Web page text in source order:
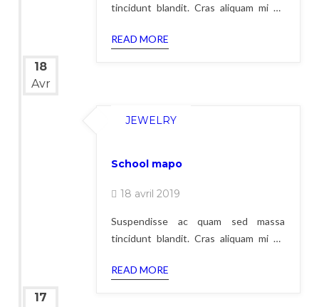
tincidunt blandit. Cras aliquam mi sit
gravida. Donec eu libero aliquet,
vehicula odio. Phasellus feugiat
READ MORE
School mapo
18 avril 2019
18
Avr
JEWELRY
Suspendisse ac quam sed massa
tincidunt blandit. Cras aliquam mi sit
gravida. Donec eu libero aliquet,
READ MORE
17